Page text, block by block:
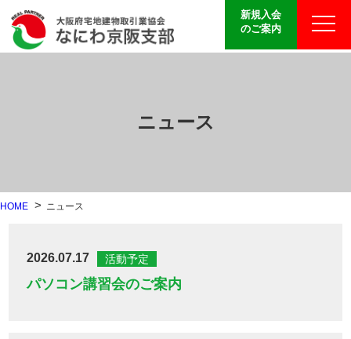
新規入会
のご案内
ニュース
HOME ニュース
2026.07.17 活動予定
パソコン講習会のご案内